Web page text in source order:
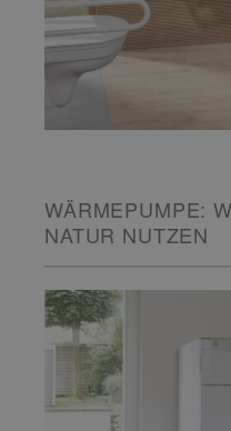
WÄRMEPUMPE:
NATUR NUTZEN